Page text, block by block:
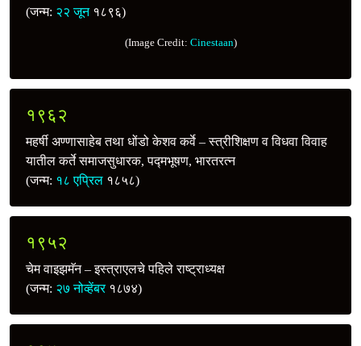
(जन्म: २२ जून१८९६)
(Image Credit: Cinestaan)
१९६२
महर्षी अण्णासाहेब तथा धोंडो केशव कर्वे – स्त्रीशिक्षण व विधवा विवाह
यातील कर्ते समाजसुधारक, पद्मभूषण, भारतरत्‍न
(जन्म: १८ एप्रिल १८५८)
१९५२
चेम वाइझमॅन – इस्त्राएलचे पहिले राष्ट्राध्यक्ष
(जन्म: २७ नोव्हेंबर१८७४)